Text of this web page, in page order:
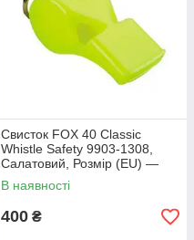
Свисток FOX 40 Classic
Whistle Safety 9903-1308,
Салатовий, Розмір (EU) —
1SIZE
В наявності
400 ₴